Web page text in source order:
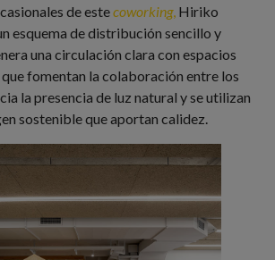
de estecoworking, Hiriko
esquema de distribución sencillo y
una circulación clara con espacios
fomentan la colaboración entre los
la presencia de luz natural y se utilizan
sostenible que aportan calidez.